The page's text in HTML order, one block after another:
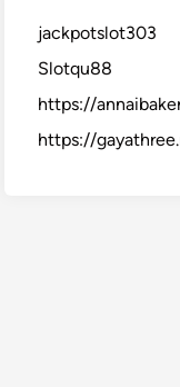
jackpotslot303
Slotqu88
https://
https://